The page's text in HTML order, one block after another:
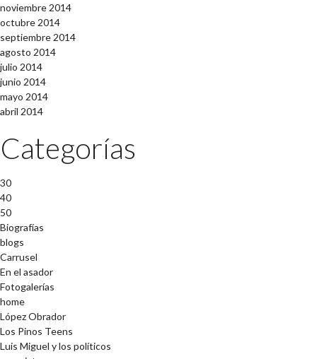
noviembre 2014
octubre 2014
septiembre 2014
agosto 2014
julio 2014
junio 2014
mayo 2014
abril 2014
Categorías
30
40
50
Biografías
blogs
Carrusel
En el asador
Fotogalerías
home
López Obrador
Los Pinos Teens
Luis Miguel y los políticos